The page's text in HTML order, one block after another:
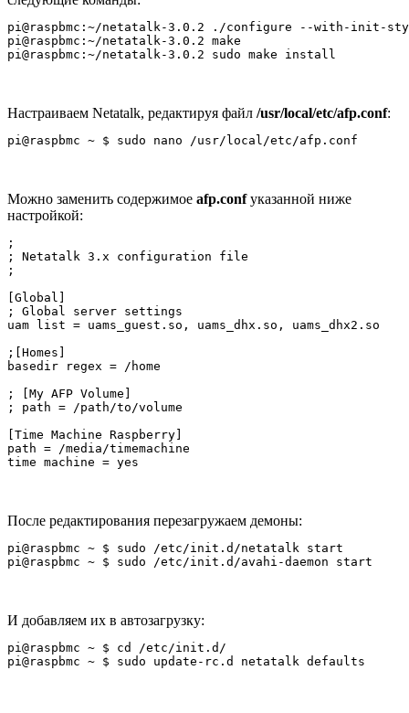
pi@raspbmc:~/netatalk-3.0.2 ./configure --with-init-
pi@raspbmc:~/netatalk-3.0.2 make
Настраиваем Netatalk, редактируя файл /usr/local/etc/afp.conf:
Можно заменить содержимое afp.confуказанной ниже
настройкой:
;
; Netatalk 3.x configuration file
;
[Global]
; Global server settings
uam list = uams_guest.so, uams_dhx.so, uams_dhx2.so
;[Homes]
basedir regex = /home
; [My AFP Volume]
; path = /path/to/volume
[Time Machine Raspberry]
path = /media/timemachine
После редактирования перезагружаем демоны:
pi@raspbmc ~ $ sudo /etc/init.d/netatalk start
И добавляем их в автозагрузку:
pi@raspbmc ~ $ cd /etc/init.d/